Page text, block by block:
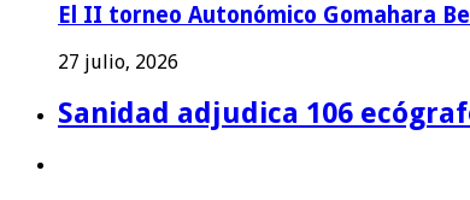
El II torneo Autonómico Gomahara
27 julio, 2026
Sanidad adjudica 106